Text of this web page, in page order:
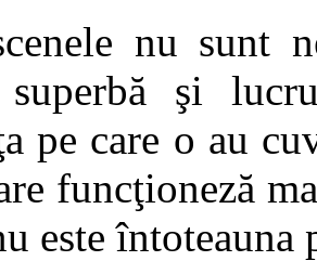
nu sunt
superbă şi
pe care o au
funcţioneză
este